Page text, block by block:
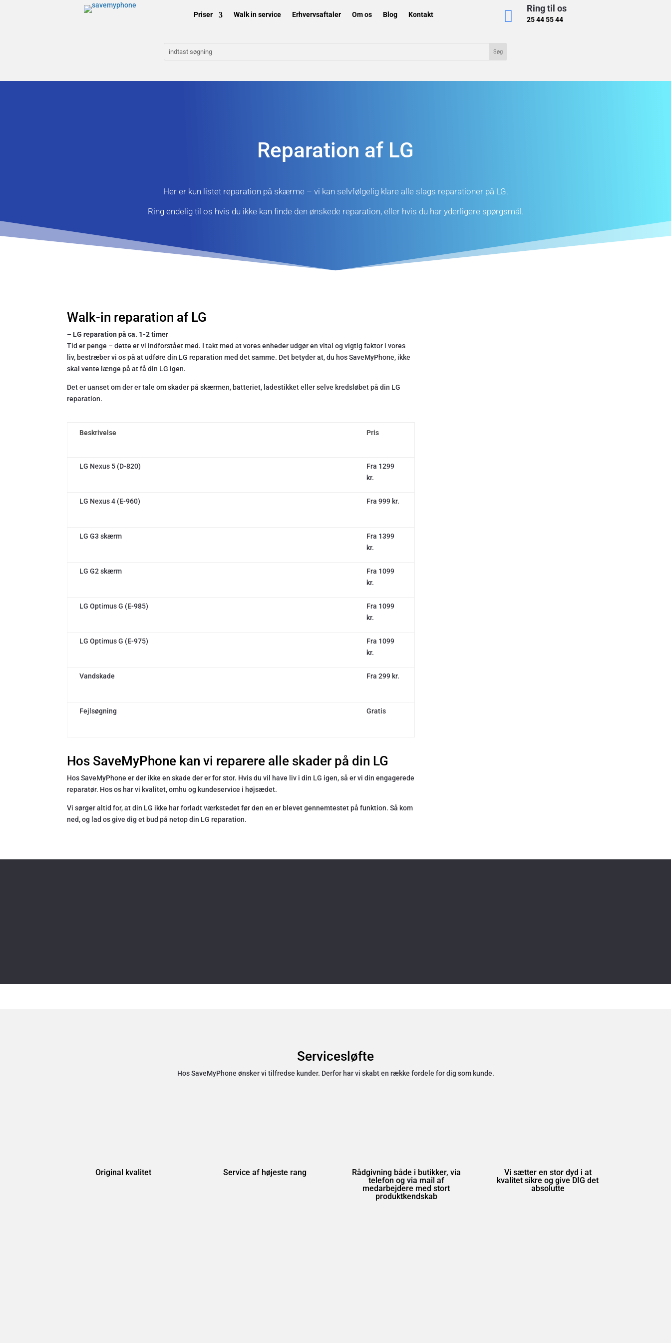
Priser Walk in service Erhvervsaftaler Om os Blog Kontakt  Ring til os
25 44 55 44
Reparation af LG
Her er kun listet reparation på skærme – vi kan selvfølgelig klare alle slags reparationer på LG.
Ring endelig til os hvis du ikke kan finde den ønskede reparation, eller hvis du har yderligere spørgsmål.
Walk-in reparation af LG
– LG reparation på ca. 1-2 timer
Tid er penge – dette er vi indforstået med. I takt med at vores enheder udgør en vital og vigtig faktor i vores
liv, bestræber vi os på at udføre din LG reparation med det samme. Det betyder at, du hos SaveMyPhone, ikke
skal vente længe på at få din LG igen.
Det er uanset om der er tale om skader på skærmen, batteriet, ladestikket eller selve kredsløbet på din LG
reparation.
Beskrivelse Pris
LG Nexus 5 (D-820)
Fra 1299
kr.
LG Nexus 4 (E-960) Fra 999 kr.
LG G3 skærm
Fra 1399
kr.
LG G2 skærm
Fra 1099
kr.
LG Optimus G (E-985)
Fra 1099
kr.
LG Optimus G (E-975)
Fra 1099
kr.
Vandskade Fra 299 kr.
Fejlsøgning Gratis
Hos SaveMyPhone kan vi reparere alle skader på din LG
Hos SaveMyPhone er der ikke en skade der er for stor. Hvis du vil have liv i din LG igen, så er vi din engagerede
reparatør. Hos os har vi kvalitet, omhu og kundeservice i højsædet.
Vi sørger altid for, at din LG ikke har forladt værkstedet før den en er blevet gennemtestet på funktion. Så kom
ned, og lad os give dig et bud på netop din LG reparation.
Servicesløfte
Hos SaveMyPhone ønsker vi tilfredse kunder. Derfor har vi skabt en række fordele for dig som kunde.
Original kvalitet Service af højeste rang
Rådgivning både i butikker, via
telefon og via mail af
medarbejdere med stort
produktkendskab
Vi sætter en stor dyd i at
kvalitet sikre og give DIG det
absolutte